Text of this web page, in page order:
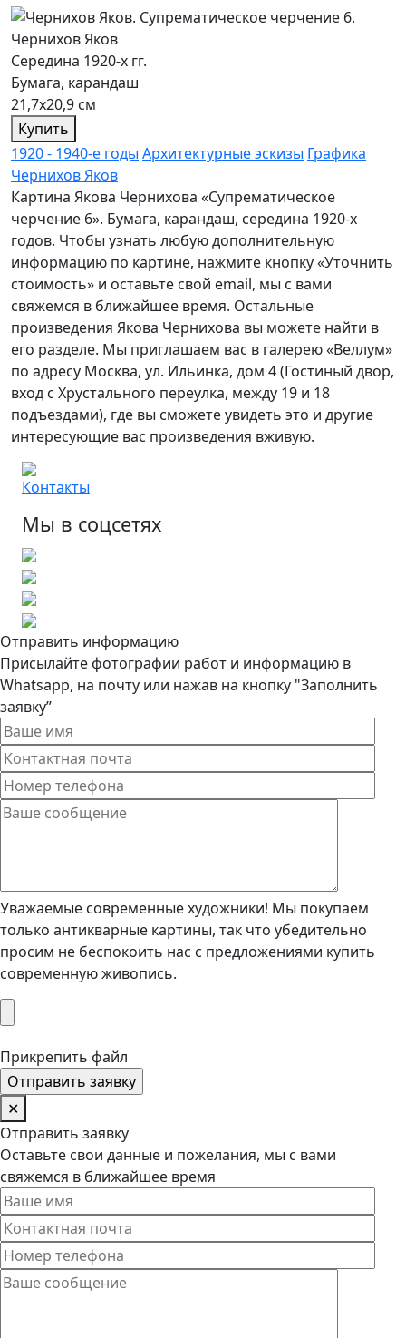
Чернихов Яков
Середина 1920-х гг.
Бумага, карандаш
21,7х20,9 см
Купить
1920 - 1940-е годы Архитектурные эскизы Графика
Чернихов Яков
Картина Якова Чернихова «Супрематическое
черчение 6». Бумага, карандаш, середина 1920-х
годов. Чтобы узнать любую дополнительную
информацию по картине, нажмите кнопку «Уточнить
стоимость» и оставьте свой email, мы с вами
свяжемся в ближайшее время. Остальные
произведения Якова Чернихова вы можете найти в
его разделе. Мы приглашаем вас в галерею «Веллум»
по адресу Москва, ул. Ильинка, дом 4 (Гостиный двор,
вход с Хрустального переулка, между 19 и 18
подъездами), где вы сможете увидеть это и другие
интересующие вас произведения вживую.
Контакты
Мы в соцсетях
Отправить информацию
Присылайте фотографии работ и информацию в
Whatsapp, на почту или нажав на кнопку "Заполнить
заявку”
Уважаемые современные художники! Мы покупаем
только антикварные картины, так что убедительно
просим не беспокоить нас с предложениями купить
современную живопись.
Прикрепить файл
✕
Отправить заявку
Оставьте свои данные и пожелания, мы с вами
свяжемся в ближайшее время